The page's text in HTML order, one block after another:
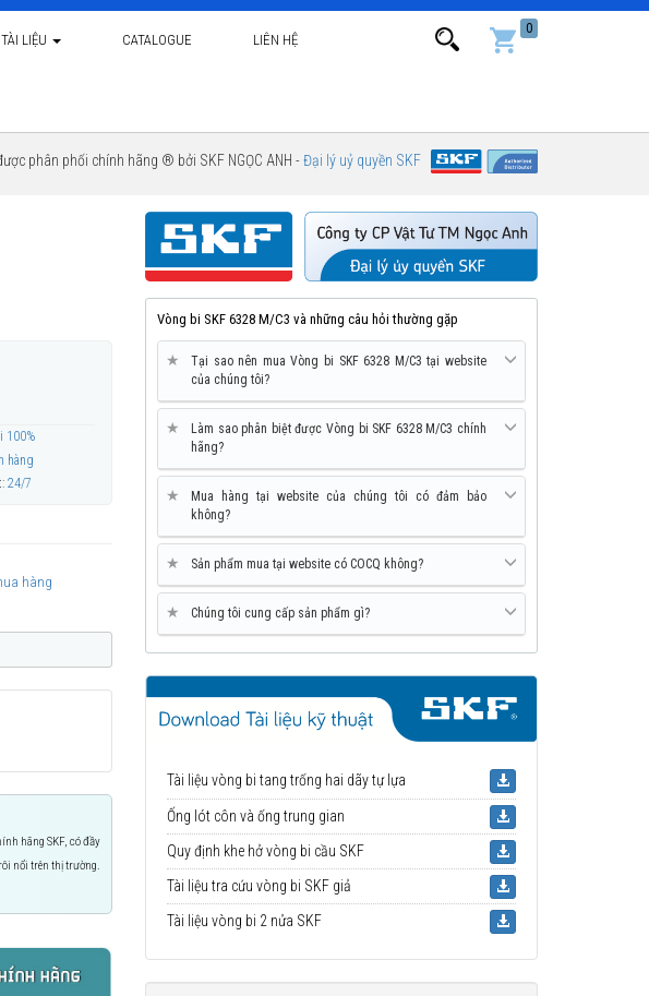
TÀI LIỆU CATALOGUE LIÊN HỆ
0
phân phối chính hãng ® bởi SKF NGỌC ANH -Đại lý uỷ quyền SKF
100%
hàng
24/7
hàng
hãng SKF, có đầy
nổi trên thị trường.
Vòng bi SKF 6328 M/C3 và những câu hỏi thường gặp
★
Tại sao nên mua Vòng bi SKF 6328 M/C3 tại website
của chúng tôi?
★
Làm sao phân biệt được Vòng bi SKF 6328 M/C3 chính
hãng?
★
Mua hàng tại website của chúng tôi có đảm bảo
không?
★ Sản phẩm mua tại website có COCQ không?
★ Chúng tôi cung cấp sản phẩm gì?
Tài liệu vòng bi tang trống hai dãy tự lựa
Ống lót côn và ống trung gian
Quy định khe hở vòng bi cầu SKF
Tài liệu tra cứu vòng bi SKF giả
Tài liệu vòng bi 2 nửa SKF